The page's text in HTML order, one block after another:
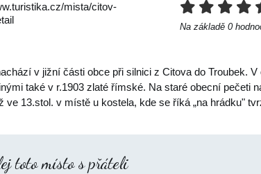
mista/citov-
Na základě 0
v jižní části obce při silnici z Citova do Troubek.
také v r.1903 zlaté římské. Na staré obecní pečeti
ve 13.stol. v místě u kostela, kde se říká „na hrádku"
toto místo s přáteli